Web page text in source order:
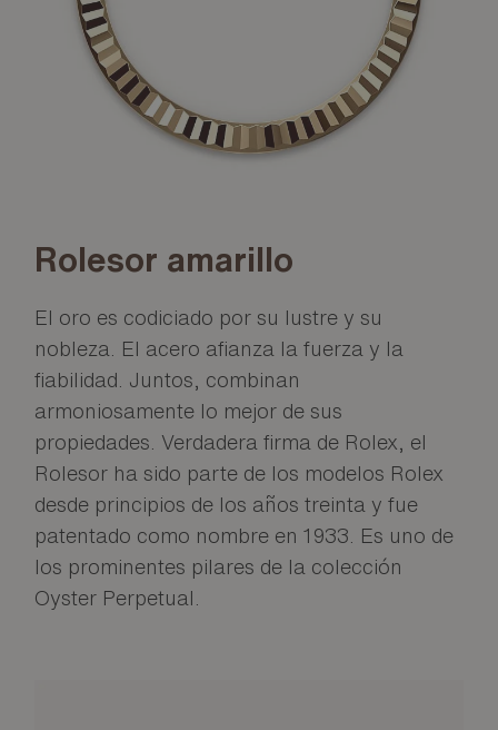
Rolesor amarillo
El oro es codiciado por su lustre y su
nobleza. El acero afianza la fuerza y la
fiabilidad. Juntos, combinan
armoniosamente lo mejor de sus
propiedades. Verdadera firma de Rolex, el
Rolesor ha sido parte de los modelos Rolex
desde principios de los años treinta y fue
patentado como nombre en 1933. Es uno de
los prominentes pilares de la colección
Oyster Perpetual.